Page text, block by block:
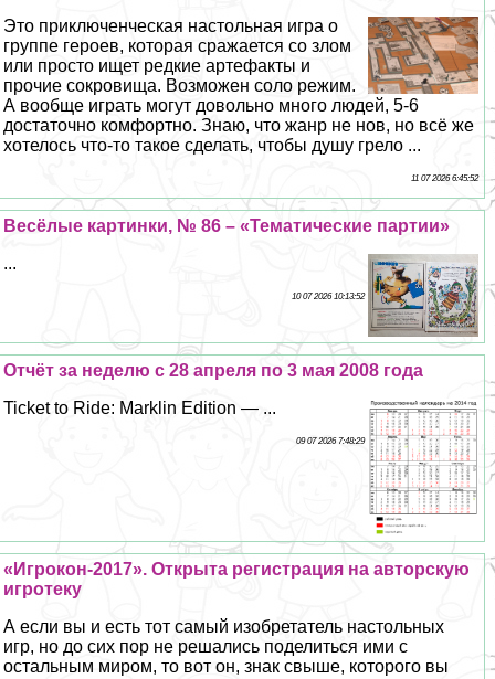
Это приключенческая настольная игра о
группе героев, которая сражается со злом
или просто ищет редкие артефакты и
прочие сокровища. Возможен соло режим.
А вообще играть могут довольно много людей, 5-6
достаточно комфортно. Знаю, что жанр не нов, но всё же
хотелось что-то такое сделать, чтобы душу грело ...
11 07 2026 6:45:52
Весёлые картинки, № 86 – «Тематические партии»
...
10 07 2026 10:13:52
Отчёт за неделю с 28 апреля по 3 мая 2008 года
Ticket to Ride: Marklin Edition — ...
09 07 2026 7:48:29
«Игрокон-2017». Открыта регистрация на авторскую
игротеку
А если вы и есть тот самый изобретатель настольных
игр, но до сих пор не решались поделиться ими с
остальным миром, то вот он, знак свыше, которого вы